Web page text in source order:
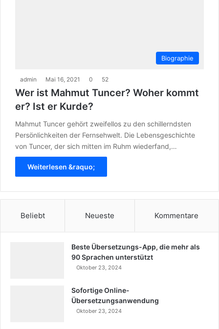
Biographie
admin Mai 16, 2021 0 52
Wer ist Mahmut Tuncer? Woher kommt
er? Ist er Kurde?
Mahmut Tuncer gehört zweifellos zu den schillerndsten
Persönlichkeiten der Fernsehwelt. Die Lebensgeschichte
von Tuncer, der sich mitten im Ruhm wiederfand,…
Weiterlesen &raquo;
Beliebt Neueste Kommentare
Beste Übersetzungs-App, die mehr als
90 Sprachen unterstützt
Oktober 23, 2024
Sofortige Online-
Übersetzungsanwendung
Oktober 23, 2024